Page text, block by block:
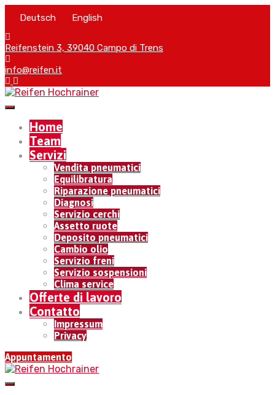
Deutsch English
Reifenstein 3, 39040 Campo di Trens
info@reifen.it
Home
Team
Servizi
Vendita pneumatici
Equilibratura
Riparazione pneumatici
Diagnosi
Servizio cerchi
Assetto ruote
Deposito pneumatici
Cambio olio
Servizio freni
Servizio sospensioni
Clima service
Offerte di lavoro
Contatto
Impressum
Privacy
Appuntamento